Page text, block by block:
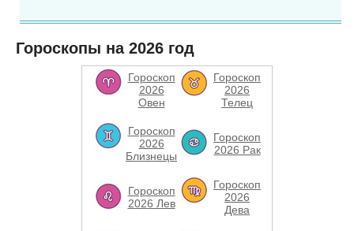
Гороскопы на 2026 год
Гороскоп
2026
Овен
Гороскоп
2026
Телец
Гороскоп
2026
Близнецы
Гороскоп
2026 Рак
Гороскоп
2026 Лев
Гороскоп
2026
Дева